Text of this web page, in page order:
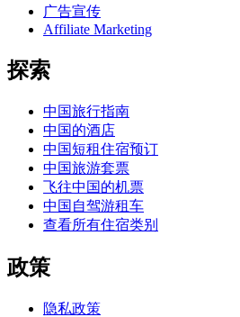
广告宣传
Affiliate Marketing
探索
中国旅行指南
中国的酒店
中国短租住宿预订
中国旅游套票
飞往中国的机票
中国自驾游租车
查看所有住宿类别
政策
隐私政策